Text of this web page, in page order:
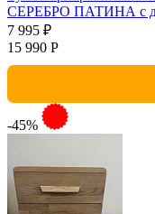
СЕРЕБРО ПАТИНА с
7 995 ₽
15 990 Р
-45%